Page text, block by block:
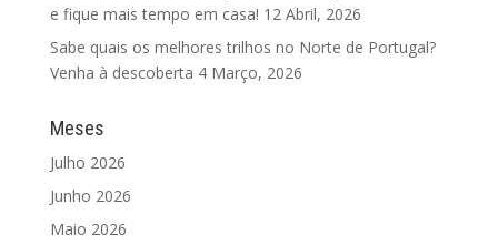
e fique mais tempo em casa! 12 Abril, 2026
Sabe quais os melhores trilhos no Norte de Portugal?
Venha à descoberta 4 Março, 2026
Meses
Julho 2026
Junho 2026
Maio 2026